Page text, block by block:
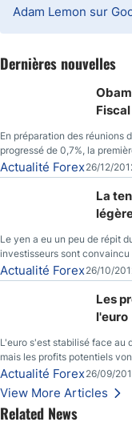
Adam Lemon sur
Dernières nouvelles
En préparation des réunions
progressé de 0,7%, la
des réserves de pétrole
Actualité Forex26/12/
La
Le yen a eu un peu de répit
investisseurs sont
sécuritaire devrait chuter de façon importante après la réunion de la Banque du
Japon la semaine prochaine.
Actualité Forex26/10/
Les
l'euro
L'euro s'est stabilisé face au
mais les profits potentiels
événements liés au
investisseurs.
Actualité Forex26/09/
View More Articles
Related News